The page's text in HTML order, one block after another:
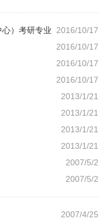
2016/10/17
）考研专业
2016/10/17
2016/10/17
2016/10/17
2013/1/21
2013/1/21
2013/1/21
2013/1/21
2007/5/2
2007/5/2
2007/4/25